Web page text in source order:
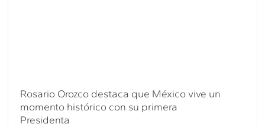
Rosario Orozco destaca que México vive un
momento histórico con su primera
Presidenta